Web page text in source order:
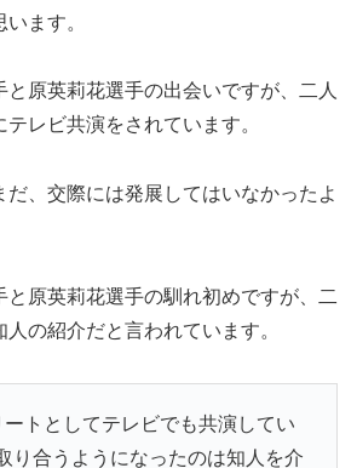
ます。
と原英莉花選手の出会いですが、二人
レビ共演をされています。
だ、交際には発展してはいなかったよ
と原英莉花選手の馴れ初めですが、二
人の紹介だと言われています。
トとしてテレビでも共演してい
り合うようになったのは知人を介